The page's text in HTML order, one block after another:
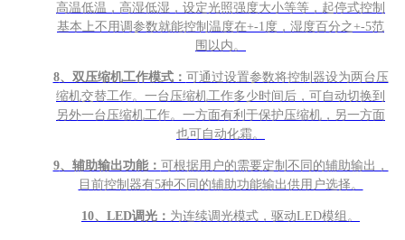
高温低温，高湿低湿，设定光照强度大小等等，起停式控制
基本上不用调参数就能控制温度在+-1度，湿度百分之+-5范
围以内。
8、双压缩机工作模式： 可通过设置参数将控制器设为两台压
缩机交替工作。一台压缩机工作多少时间后，可自动切换到
另外一台压缩机工作。一方面有利于保护压缩机，另一方面
也可自动化霜。
9、辅助输出功能： 可根据用户的需要定制不同的辅助输出，
目前控制器有5种不同的辅助功能输出供用户选择。
10、LED调光： 为连续调光模式，驱动LED模组。